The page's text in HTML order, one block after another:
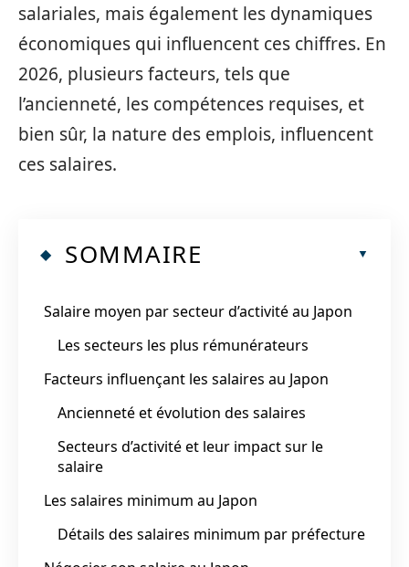
salariales, mais également les dynamiques
économiques qui influencent ces chiffres. En
2026, plusieurs facteurs, tels que
l’ancienneté, les compétences requises, et
bien sûr, la nature des emplois, influencent
ces salaires.
SOMMAIRE
Salaire moyen par secteur d’activité au Japon
Les secteurs les plus rémunérateurs
Facteurs influençant les salaires au Japon
Ancienneté et évolution des salaires
Secteurs d’activité et leur impact sur le
salaire
Les salaires minimum au Japon
Détails des salaires minimum par préfecture